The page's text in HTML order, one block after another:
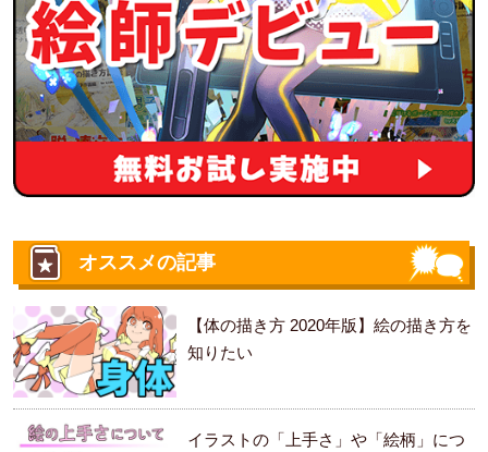
オススメの記事
【体の描き方 2020年版】絵の描き方を
知りたい
イラストの「上手さ」や「絵柄」につ